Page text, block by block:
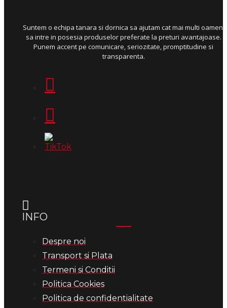
Suntem o echipa tanara si dornica sa ajutam cat mai multi oameni
sa intre in posesia produselor preferate la preturi avantajoase.
Punem accent pe comunicare, seriozitate, promptitudine si
transparenta.
INFO
Despre noi
Transport si Plata
Termeni si Conditii
Politica Cookies
Politica de confidentialitate